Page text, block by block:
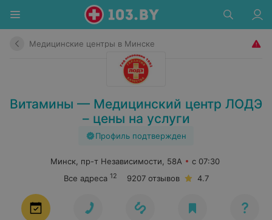
Медицинские центры в Минске
Витамины — Медицинский центр ЛОДЭ
– цены на услуги
Профиль подтвержден
Минск, пр-т Независимости, 58А
с 07:30
Все адреса 12 9207 отзывов 4.7